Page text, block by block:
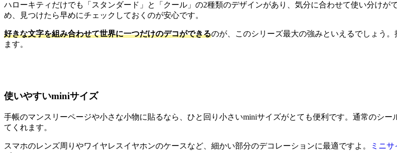
ハローキティだけでも「スタンダード」と「クール」の2種類のデザインがあり、気分に合わせて使い分けが
め、見つけたら早めにチェックしておくのが安心です。
好きな文字を組み合わせて世界に一つだけのデコができるのが、このシリーズ最大の強みといえるでしょう
ます。
使いやすいminiサイズ
手帳のマンスリーページや小さな小物に貼るなら、ひと回り小さいminiサイズがとても便利です。通常のシ
てくれます。
スマホのレンズ周りやワイヤレスイヤホンのケースなど、細かい部分のデコレーションに最適ですよ。 ミニ